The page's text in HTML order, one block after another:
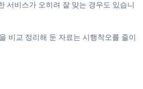
서비스가 오히려 잘 맞는 경우도 있습니
비교 정리해 둔 자료는 시행착오를 줄이